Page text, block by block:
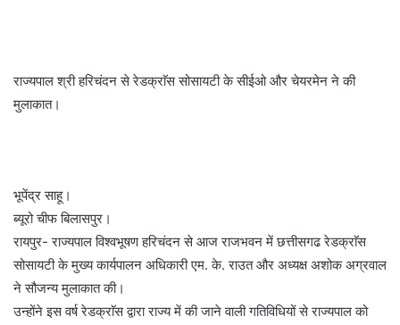
राज्यपाल श्री हरिचंदन से रेडक्राॅस सोसायटी के सीईओ और चेयरमेन ने की
मुलाकात।
भूपेंद्र साहू।
ब्यूरो चीफ बिलासपुर।
रायपुर- राज्यपाल विश्वभूषण हरिचंदन से आज राजभवन में छत्तीसगढ रेडक्राॅस
सोसायटी के मुख्य कार्यपालन अधिकारी एम. के. राउत और अध्यक्ष अशोक अग्रवाल
ने सौजन्य मुलाकात की।
उन्होंने इस वर्ष रेडक्राॅस द्वारा राज्य में की जाने वाली गतिविधियों से राज्यपाल को